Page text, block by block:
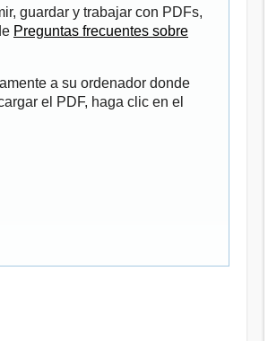
guardar y trabajar con PDFs,
Preguntas frecuentes sobre
a su ordenador donde
el PDF, haga clic en el